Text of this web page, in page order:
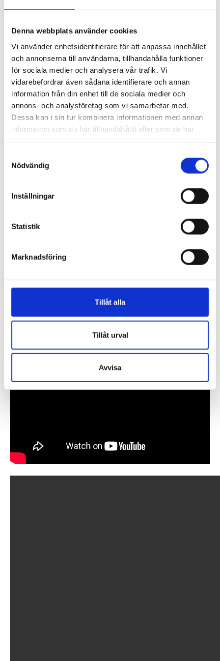
Denna webbplats använder cookies
Vi använder enhetsidentifierare för att anpassa innehållet
och annonserna till användarna, tillhandahålla funktioner
för sociala medier och analysera vår trafik. Vi
vidarebefordrar även sådana identifierare och annan
information från din enhet till de sociala medier och
annons- och analysföretag som vi samarbetar med.
Dessa kan i sin tur kombinera informationen med annan
information som du har tillhandahållit eller som de har
Nödvändig
Inställningar
Statistik
Marknadsföring
Tillåt alla
Tillåt urval
Avvisa